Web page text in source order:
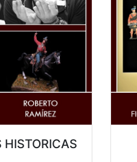
HISTORICAS